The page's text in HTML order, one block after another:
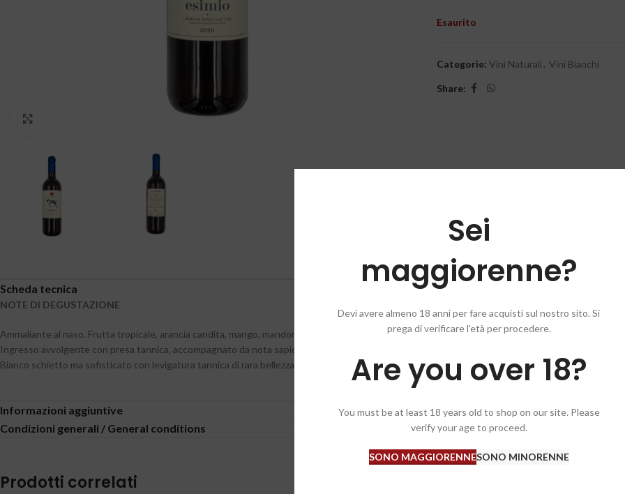
Sei
maggiorenne?
Devi avere almeno 18 anni per fare acquisti sul nostro sito. Si
prega di verificare l'età per procedere.
Are you over 18?
You must be at least 18 years old to shop on our site. Please
verify your age to proceed.
SONO MAGGIORENNESONO MINORENNE
Esaurito
Categorie: Vini Naturali , Vini Bianchi
Share:
Scheda tecnica
NOTE DI DEGUSTAZIONE
Ammaliante al naso. Frutta tropicale, arancia candita, mango, mandorle in ammollo, thè.
Ingresso avvolgente con presa tannica, accompagnato da nota sapida e chiusura salmastra.
Bianco schietto ma sofisticato con levigatura tannica di rara bellezza.
Informazioni aggiuntive
Condizioni generali / General conditions
Prodotti correlati